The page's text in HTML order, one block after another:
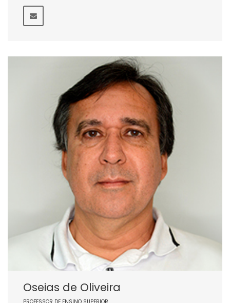
Oseias de Oliveira